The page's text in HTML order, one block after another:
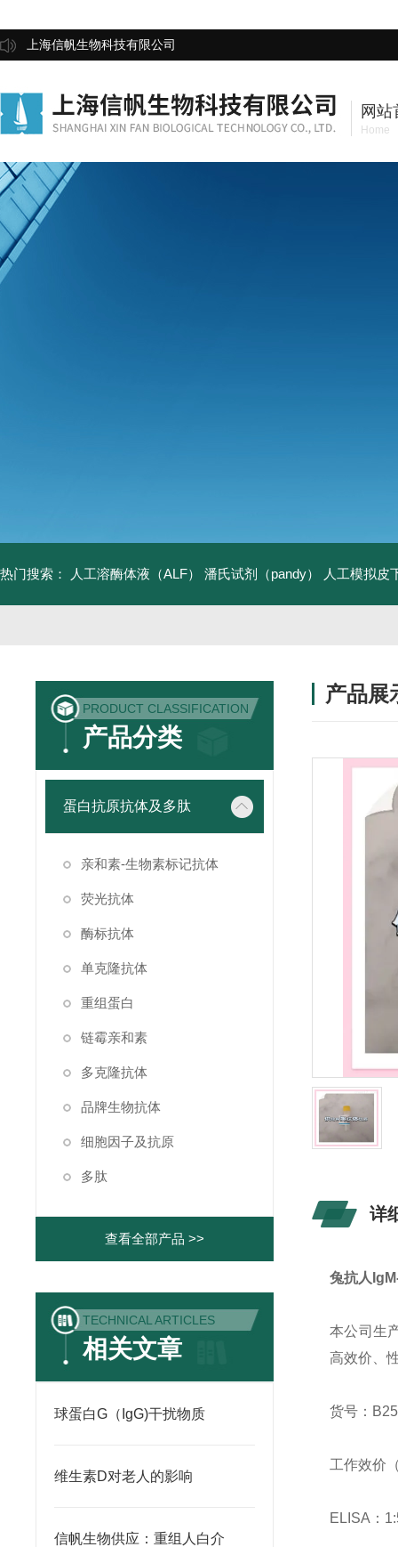
上海信帆生物科技有限公司
网站
Home
热门搜索： 人工溶酶体液（ALF） 潘氏试剂（pandy） 人工模拟皮
PRODUCT CLASSIFICATION
产品分类
蛋白抗原抗体及多肽
亲和素-生物素标记抗体
荧光抗体
酶标抗体
单克隆抗体
重组蛋白
链霉亲和素
多克隆抗体
品牌生物抗体
细胞因子及抗原
多肽
查看全部产品 >>
TECHNICAL ARTICLES
相关文章
球蛋白G（IgG)干扰物质
维生素D对老人的影响
信帆生物供应：重组人白介
产品展
详
兔抗人
本公司生
高效价、
货号：
工作效价
ELISA：